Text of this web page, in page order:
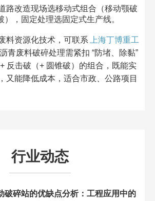
路改造现场选移动式组合（移动颚破
），固定处理选固定式生产线。​
料资源化技术，可联系
上海丁博重工
青废料破碎处理需紧扣 “防堵、除黏”
反击破（+ 圆锥破）的组合，既能实
又能降低成本，适合市政、公路项目
行业动态
破碎站的优缺点分析：工程应用中的